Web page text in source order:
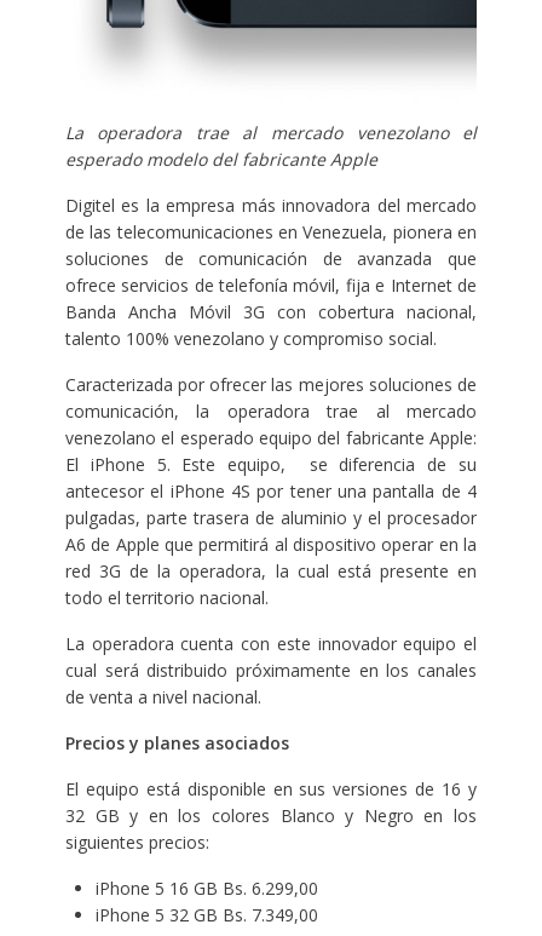
La operadora trae al mercado venezolano el
esperado modelo del fabricante Apple
Digitel es la empresa más innovadora del mercado
de las telecomunicaciones en Venezuela, pionera en
soluciones de comunicación de avanzada que
ofrece servicios de telefonía móvil, fija e Internet de
Banda Ancha Móvil 3G con cobertura nacional,
talento 100% venezolano y compromiso social.
Caracterizada por ofrecer las mejores soluciones de
comunicación, la operadora trae al mercado
venezolano el esperado equipo del fabricante Apple:
El iPhone 5. Este equipo, se diferencia de su
antecesor el iPhone 4S por tener una pantalla de 4
pulgadas, parte trasera de aluminio y el procesador
A6 de Apple que permitirá al dispositivo operar en la
red 3G de la operadora, la cual está presente en
todo el territorio nacional.
La operadora cuenta con este innovador equipo el
cual será distribuido próximamente en los canales
de venta a nivel nacional.
Precios y planes asociados
El equipo está disponible en sus versiones de 16 y
32 GB y en los colores Blanco y Negro en los
siguientes precios:
iPhone 5 16 GB Bs. 6.299,00
iPhone 5 32 GB Bs. 7.349,00